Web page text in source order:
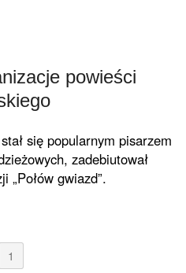
powieści
się popularnym pisarzem
zadebiutował
„Połów gwiazd”.
1